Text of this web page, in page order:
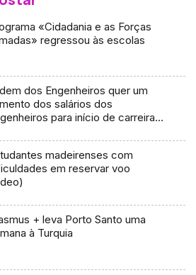
«Cidadania e as Forças
regressou às escolas
dos Engenheiros quer um
dos salários dos
para início de carreira
madeirenses com
em reservar voo
+ leva Porto Santo uma
à Turquia